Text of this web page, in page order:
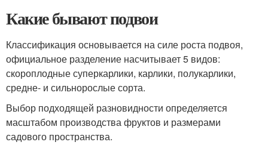
Какие бывают подвои
Классификация основывается на силе роста подвоя,
официальное разделение насчитывает 5 видов:
скороплодные суперкарлики, карлики, полукарлики,
средне- и сильнорослые сорта.
Выбор подходящей разновидности определяется
масштабом производства фруктов и размерами
садового пространства.